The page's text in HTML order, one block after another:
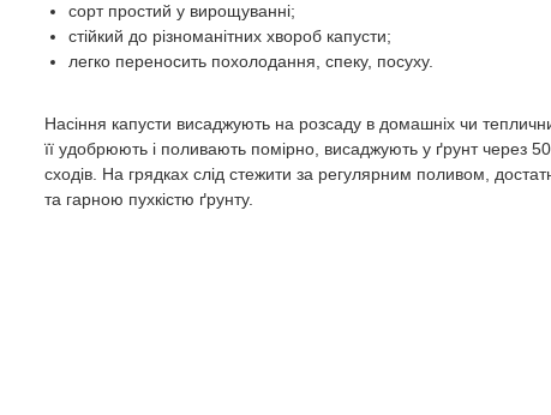
сорт простий у вирощуванні;
стійкий до різноманітних хвороб капусти;
легко переносить похолодання, спеку, посуху.
Насіння капусти висаджують на розсаду в домашніх чи
її удобрюють і поливають помірно, висаджують у ґрунт через
сходів. На грядках слід стежити за регулярним поливом,
та гарною пухкістю ґрунту.